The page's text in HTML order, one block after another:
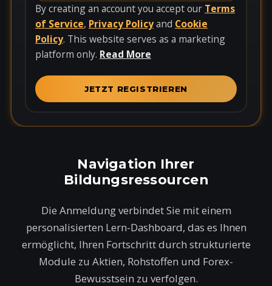
n
i
t
e
t
a
t
By creating an account you accept our Terms
of Service, Privacy Policyand Cookie
Policy. This website serves as a marketing
platform only. Read More
JETZT REGISTRIEREN
Navigation Ihrer
Bildungsressourcen
Die Anmeldung verbindet Sie mit einem
personalisierten Lern-Dashboard, das es Ihnen
ermöglicht, Ihren Fortschritt durch strukturierte
Module zu Aktien, Rohstoffen und Forex-
Bewusstsein zu verfolgen.